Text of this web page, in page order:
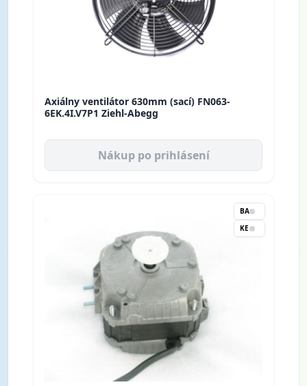
Axiálny ventilátor 630mm (sací) FN063-
6EK.4I.V7P1 Ziehl-Abegg
Nákup po prihlásení
BA
KE